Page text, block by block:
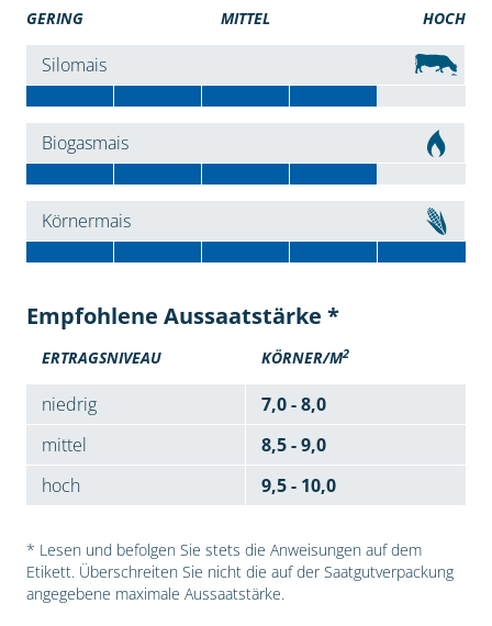
GERING MITTEL HOCH
Silomais
Biogasmais
Körnermais
Empfohlene Aussaatstärke *
ERTRAGSNIVEAU KÖRNER/M2
niedrig
7,0 - 8,0
mittel
8,5 - 9,0
hoch
9,5 - 10,0
* Lesen und befolgen Sie stets die Anweisungen auf dem
Etikett. Überschreiten Sie nicht die auf der Saatgutverpackung
angegebene maximale Aussaatstärke.